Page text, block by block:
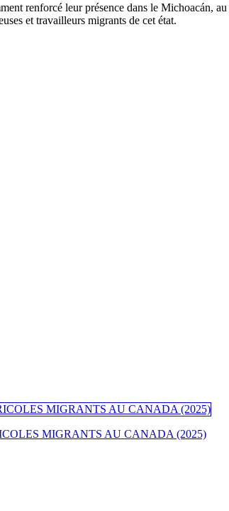
renforcé leur présence dans le Michoacán, au
et travailleurs migrants de cet état.
MIGRANTS AU CANADA (2025)